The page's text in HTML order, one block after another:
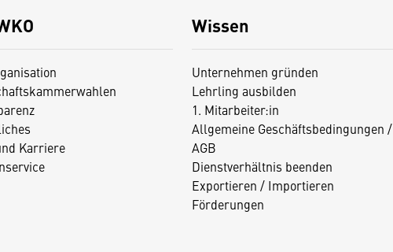
Karriere
Wissen
Unternehmen gründen
Lehrling ausbilden
1. Mitarbeiter:in
Allgemeine Geschäftsbedingungen /
AGB
Dienstverhältnis beenden
Exportieren / Importieren
Förderungen